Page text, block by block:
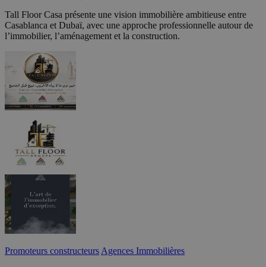
Tall Floor Casa présente une vision immobilière ambitieuse entre
Casablanca et Dubaï, avec une approche professionnelle autour de
l’immobilier, l’aménagement et la construction.
Promoteurs constructeurs Agences Immobilières